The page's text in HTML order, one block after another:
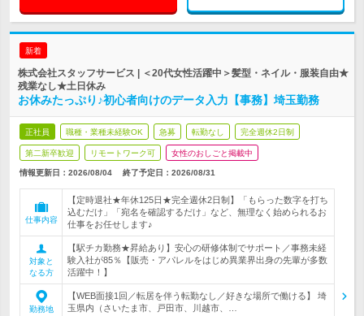
新着
株式会社スタッフサービス | ＜20代女性活躍中＞髪型・ネイル・服装自由★
残業なし★土日休み
お休みたっぷり♪初心者向けのデータ入力【事務】埼玉勤務
正社員 職種・業種未経験OK 急募 転勤なし 完全週休2日制
第二新卒歓迎 リモートワーク可 女性のおしごと掲載中
情報更新日：2026/08/04 終了予定日： 2026/08/31
仕事内容
【定時退社★年休125日★完全週休2日制】「もらった数字を打ち
込むだけ」「宛名を確認するだけ」など、無理なく始められるお
仕事をお任せします♪
対象と
なる方
【駅チカ勤務★昇給あり】安心の研修体制でサポート／事務未経
験入社が85％【販売・アパレルをはじめ異業界出身の先輩が多数
活躍中！】
勤務地
【WEB面接1回／転居を伴う転勤なし／好きな場所で働ける】 埼
玉県内（さいたま市、戸田市、川越市、…